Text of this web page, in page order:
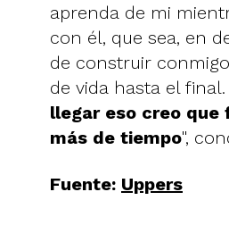
aprenda de mi
con él, que sea, en
de construir
de vida hasta el final.
llegar eso creo que
más de tiempo",
Fuente: Uppers